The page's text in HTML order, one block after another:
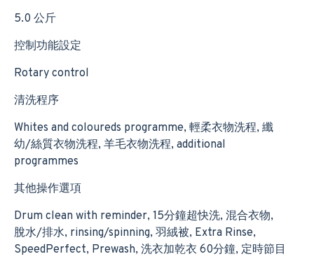
5.0 公斤
控制功能設定
Rotary control
清洗程序
Whites and coloureds programme, 輕柔衣物洗程, 纖
幼/絲質衣物洗程, 羊毛衣物洗程, additional
programmes
其他操作選項
Drum clean with reminder, 15分鐘超快洗, 混合衣物,
脫水/排水, rinsing/spinning, 羽絨被, Extra Rinse,
SpeedPerfect, Prewash, 洗衣加乾衣 60分鐘, 定時節目